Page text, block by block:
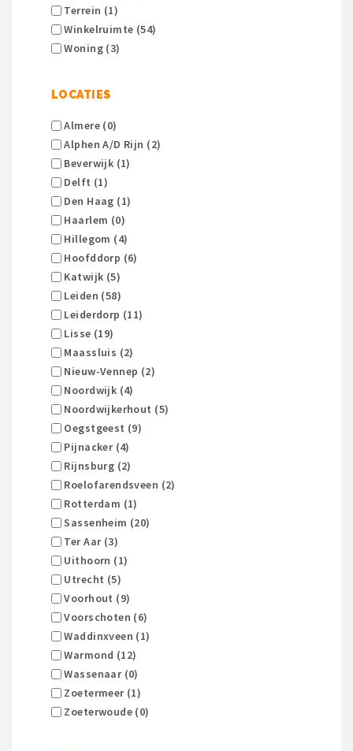
Terrein (1)
Winkelruimte (54)
Woning (3)
LOCATIES
Almere (0)
Alphen A/d Rijn (2)
Beverwijk (1)
Delft (1)
Den Haag (1)
Haarlem (0)
Hillegom (4)
Hoofddorp (6)
Katwijk (5)
Leiden (58)
Leiderdorp (11)
Lisse (19)
Maassluis (2)
Nieuw-Vennep (2)
Noordwijk (4)
Noordwijkerhout (5)
Oegstgeest (9)
Pijnacker (4)
Rijnsburg (2)
Roelofarendsveen (2)
Rotterdam (1)
Sassenheim (20)
Ter Aar (3)
Uithoorn (1)
Utrecht (5)
Voorhout (9)
Voorschoten (6)
Waddinxveen (1)
Warmond (12)
Wassenaar (0)
Zoetermeer (1)
Zoeterwoude (0)